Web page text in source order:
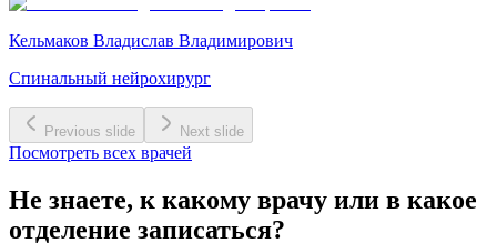
Кельмаков Владислав Владимирович
Спинальный нейрохирург
Previous slide Next slide
Посмотреть всех врачей
Не знаете, к какому врачу или в какое
отделение записаться?